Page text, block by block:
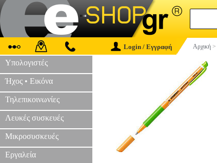
Login / Εγγραφή Αρχική >
Υπολογιστές
Ήχος • Εικόνα
Τηλεπικοινωνίες
Λευκές συσκευές
Μικροσυσκευές
Εργαλεία